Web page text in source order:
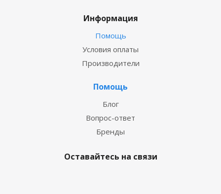
Информация
Помощь
Условия оплаты
Производители
Помощь
Блог
Вопрос-ответ
Бренды
Оставайтесь на связи